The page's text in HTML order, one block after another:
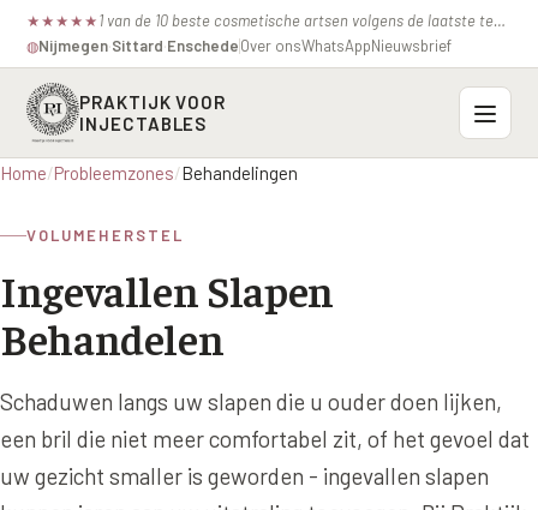
★ ★ ★ ★ ★ 1 van de 10 beste cosmetische artsen volgens de laatste test van de consumentenbond.
◍Nijmegen·Sittard·EnschedeOver onsWhatsAppNieuwsbrief
PRAKTIJK VOOR
INJECTABLES
BOVENSTE GEZICHT
Voorhoofdsrimpels
Fronsrimpel
Wenkbrauwen
Kraaienpootjes
Hangende oogleden
INJECTABLES
Botox / anti-rimpel
Bocouture
Azzalure
Belotero
Profielen
Hangende Huid Profiel
Extreme Huidverslapping Profiel
Prijzen
Home/Probleemzones/Behandelingen
VOLUMEHERSTEL
Ingevallen Slapen
Behandelen
Schaduwen langs uw slapen die u ouder doen lijken,
een bril die niet meer comfortabel zit, of het gevoel dat
uw gezicht smaller is geworden - ingevallen slapen